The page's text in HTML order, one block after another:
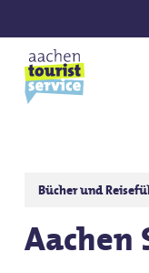
to
main
content
Bücher und